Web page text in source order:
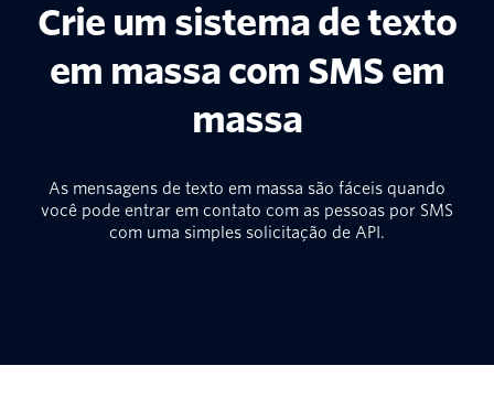
Crie um sistema de texto
em massa com SMS em
massa
As mensagens de texto em massa são fáceis quando
você pode entrar em contato com as pessoas por SMS
com uma simples solicitação de API.